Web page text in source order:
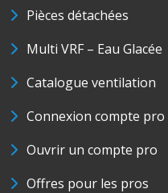
Pièces détachées
Multi VRF – Eau Glacée
Catalogue ventilation
Connexion compte pro
Ouvrir un compte pro
Offres pour les pros